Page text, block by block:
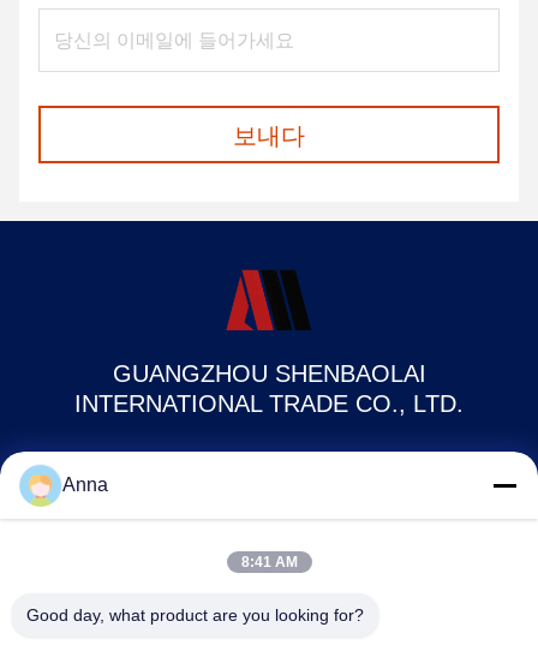
보내다
GUANGZHOU SHENBAOLAI
INTERNATIONAL TRADE CO., LTD.
0086-14739994070
광동 판류 구 샤완 타운 셰인바오라이 크래프트 회사
Anna
8:41 AM
Good day, what product are you looking for?